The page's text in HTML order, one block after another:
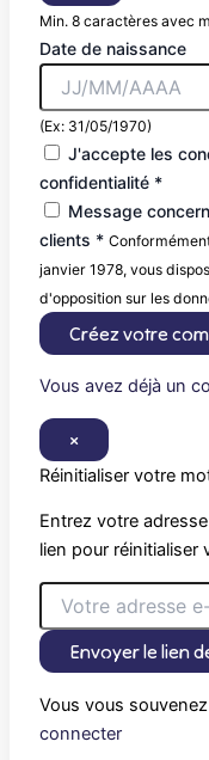
Min. 8 caractères avec
Date de naissance
(Ex: 31/05/1970)
J'accepte les
confidentialité *
Message
clients *
janvier 1978, vous
d'opposition sur les
Créez votre
Vous avez déjà un
×
Réinitialiser votre
Entrez votre
lien pour réinitialiser
Envoyer le lien
Vous vous
connecter